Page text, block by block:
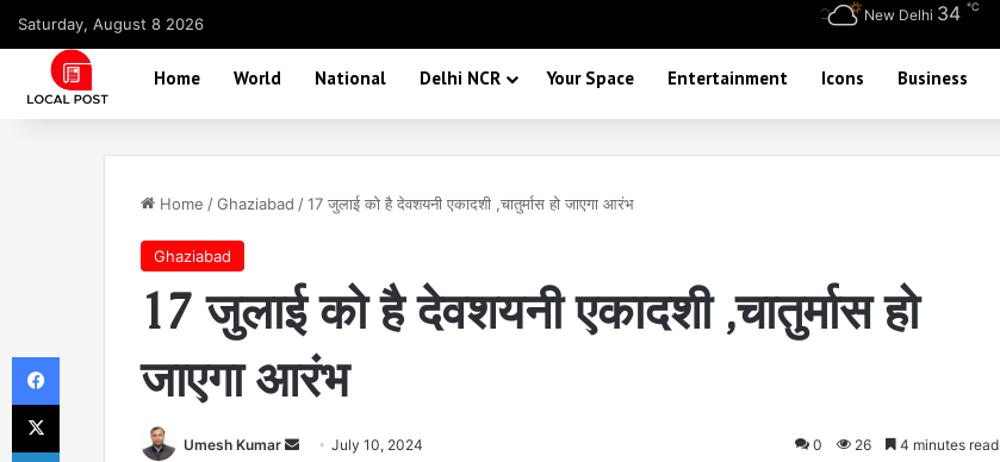
Saturday, August 8 2026 New Delhi 34 ℃
Home World National Delhi NCR Your Space Entertainment Icons Business
Home /Ghaziabad /17 जुलाई को है देवशयनी एकादशी ,चातुर्मास हो जाएगा आरंभ
Ghaziabad
17 जुलाई को है देवशयनी एकादशी ,चातुर्मास हो
जाएगा आरंभ
Umesh Kumar
SendJuly 10, 2024 0 26 4 minutes read
Facebook
X
LinkedIn